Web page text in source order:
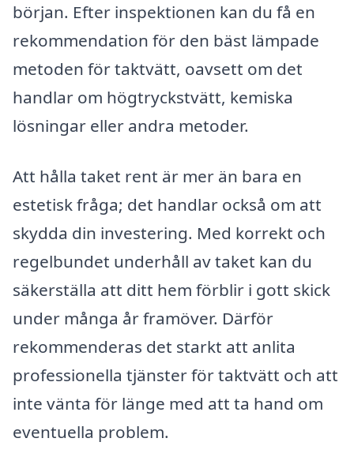
början. Efter inspektionen kan du få en
rekommendation för den bäst lämpade
metoden för taktvätt, oavsett om det
handlar om högtryckstvätt, kemiska
lösningar eller andra metoder.
Att hålla taket rent är mer än bara en
estetisk fråga; det handlar också om att
skydda din investering. Med korrekt och
regelbundet underhåll av taket kan du
säkerställa att ditt hem förblir i gott skick
under många år framöver. Därför
rekommenderas det starkt att anlita
professionella tjänster för taktvätt och att
inte vänta för länge med att ta hand om
eventuella problem.